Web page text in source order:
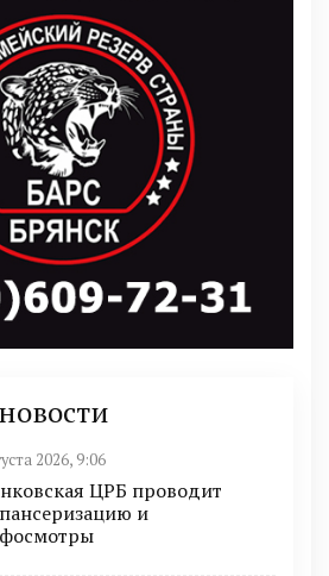
2026, 9:06
ЦРБ проводит
и